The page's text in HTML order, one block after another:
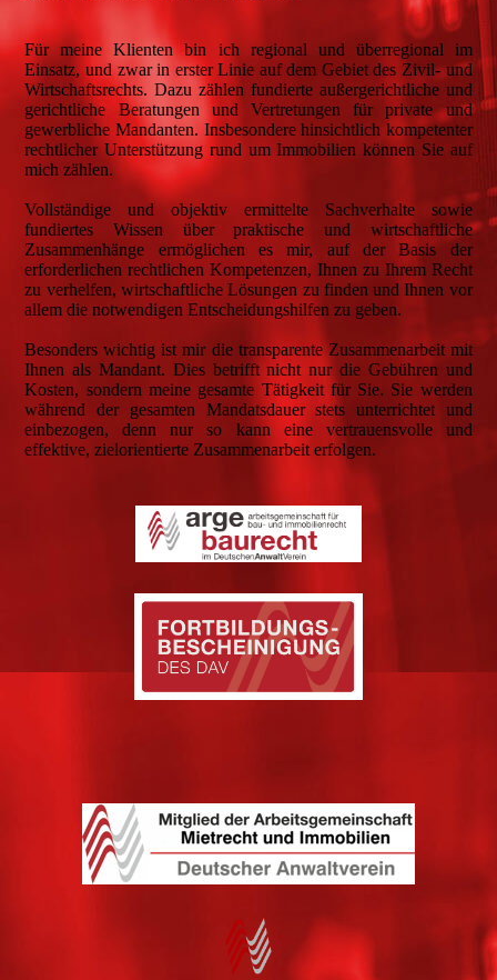
Für meine Klienten bin ich regional und überregional im
Einsatz, und zwar in erster Linie auf dem Gebiet des Zivil- und
Wirtschaftsrechts. Dazu zählen fundierte außergerichtliche und
gerichtliche Beratungen und Vertretungen für private und
gewerbliche Mandanten. Insbesondere hinsichtlich kompetenter
rechtlicher Unterstützung rund um Immobilien können Sie auf
mich zählen.
Vollständige und objektiv ermittelte Sachverhalte sowie
fundiertes Wissen über praktische und wirtschaftliche
Zusammenhänge ermöglichen es mir, auf der Basis der
erforderlichen rechtlichen Kompetenzen, Ihnen zu Ihrem Recht
zu verhelfen, wirtschaftliche Lösungen zu finden und Ihnen vor
allem die notwendigen Entscheidungshilfen zu geben.
Besonders wichtig ist mir die transparente Zusammenarbeit mit
Ihnen als Mandant. Dies betrifft nicht nur die Gebühren und
Kosten, sondern meine gesamte Tätigkeit für Sie. Sie werden
während der gesamten Mandatsdauer stets unterrichtet und
einbezogen, denn nur so kann eine vertrauensvolle und
effektive, zielorientierte Zusammenarbeit erfolgen.